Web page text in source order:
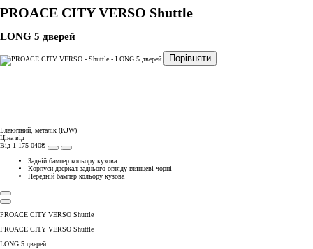
PROACE CITY VERSO Shuttle
LONG 5 дверей
Порівняти
Блакитний, металік (KJW)
Ціна від
Від 1 175 040₴
Задній бампер кольору кузова
Корпуси дзеркал заднього огляду глянцеві чорні
Передній бампер кольору кузова
PROACE CITY VERSO Shuttle
PROACE CITY VERSO Shuttle
LONG 5 дверей